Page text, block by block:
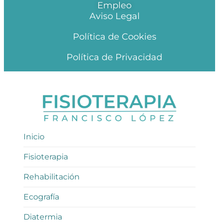
Empleo
Aviso Legal
Política de Cookies
Política de Privacidad
Inicio
Fisioterapia
Rehabilitación
Ecografía
Diatermia